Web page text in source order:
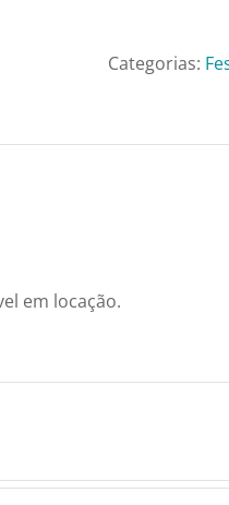
Categorias:
em locação.